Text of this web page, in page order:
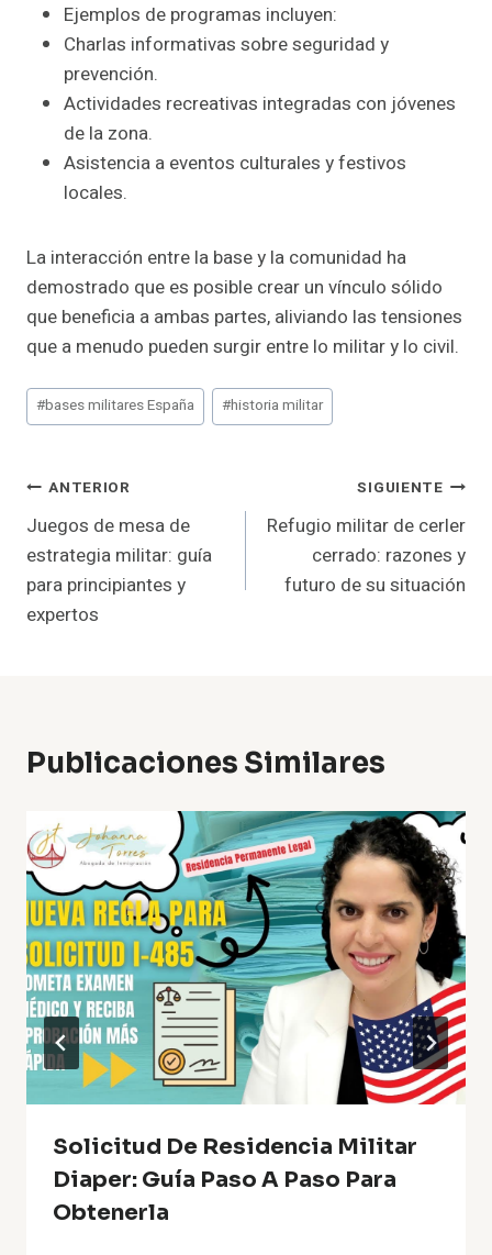
Ejemplos de programas incluyen:
Charlas informativas sobre seguridad y
prevención.
Actividades recreativas integradas con jóvenes
de la zona.
Asistencia a eventos culturales y festivos
locales.
La interacción entre la base y la comunidad ha
demostrado que es posible crear un vínculo sólido
que beneficia a ambas partes, aliviando las tensiones
que a menudo pueden surgir entre lo militar y lo civil.
Etiquetas
de
entrada:
#bases militares España #historia militar
Navegación
De
Entradas
ANTERIOR
Juegos de mesa de
estrategia militar: guía
para principiantes y
expertos
SIGUIENTE
Refugio militar de cerler
cerrado: razones y
futuro de su situación
Publicaciones Similares
Solicitud De Residencia Militar
Diaper: Guía Paso A Paso Para
Obtenerla